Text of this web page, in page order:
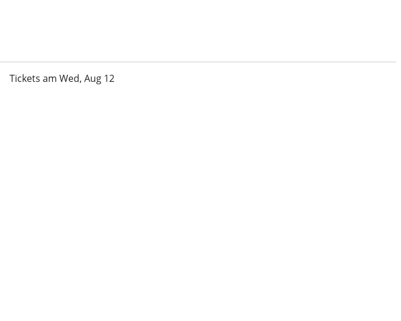
Tickets am Wed, Aug 12